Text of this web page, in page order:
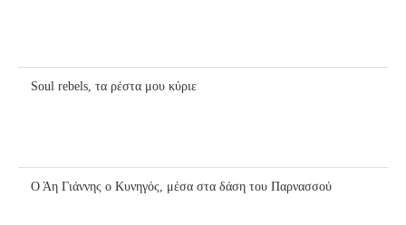
Soul rebels, τα ρέστα μου κύριε
Ο Άη Γιάννης ο Κυνηγός, μέσα στα δάση του Παρνασσού